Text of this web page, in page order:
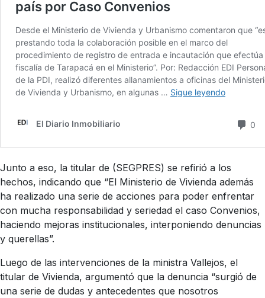
Junto a eso, la titular de (SEGPRES) se refirió a los
hechos, indicando que “El Ministerio de Vivienda además
ha realizado una serie de acciones para poder enfrentar
con mucha responsabilidad y seriedad el caso Convenios,
haciendo mejoras institucionales, interponiendo denuncias
y querellas”.
Luego de las intervenciones de la ministra Vallejos, el
titular de Vivienda, argumentó que la denuncia “surgió de
una serie de dudas y antecedentes que nosotros